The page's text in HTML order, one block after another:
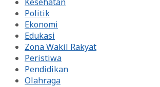
Politik
Ekonomi
Edukasi
Zona Wakil Rakyat
Peristiwa
Pendidikan
Olahraga